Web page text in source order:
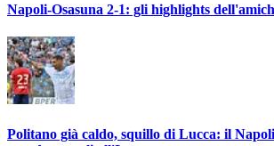
Napoli-Osasuna 2-1: gli highlights
Politano già caldo, squillo di Lucca: il